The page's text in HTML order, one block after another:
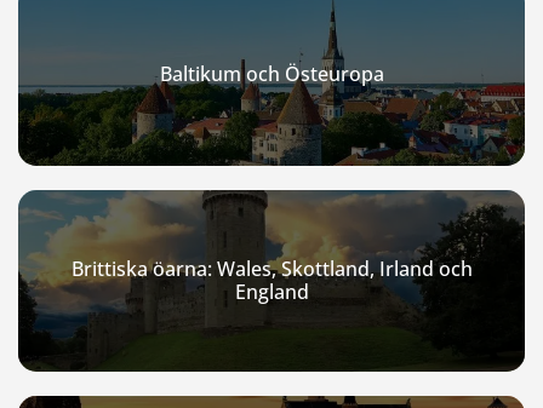
Baltikum och Östeuropa
Brittiska öarna: Wales, Skottland, Irland och
England